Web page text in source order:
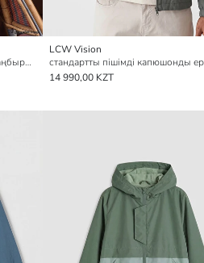
Капюшонды ұлдарға арналған жаңбырдан қорғайтын жамылғы
LCW Vision
14 990,00 KZT